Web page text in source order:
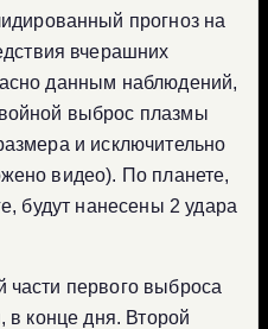
прогноз на
вчерашних
данным наблюдений,
выброс плазмы
и исключительно
видео). По планете,
будут нанесены 2 удара
части первого выброса
в конце дня. Второй